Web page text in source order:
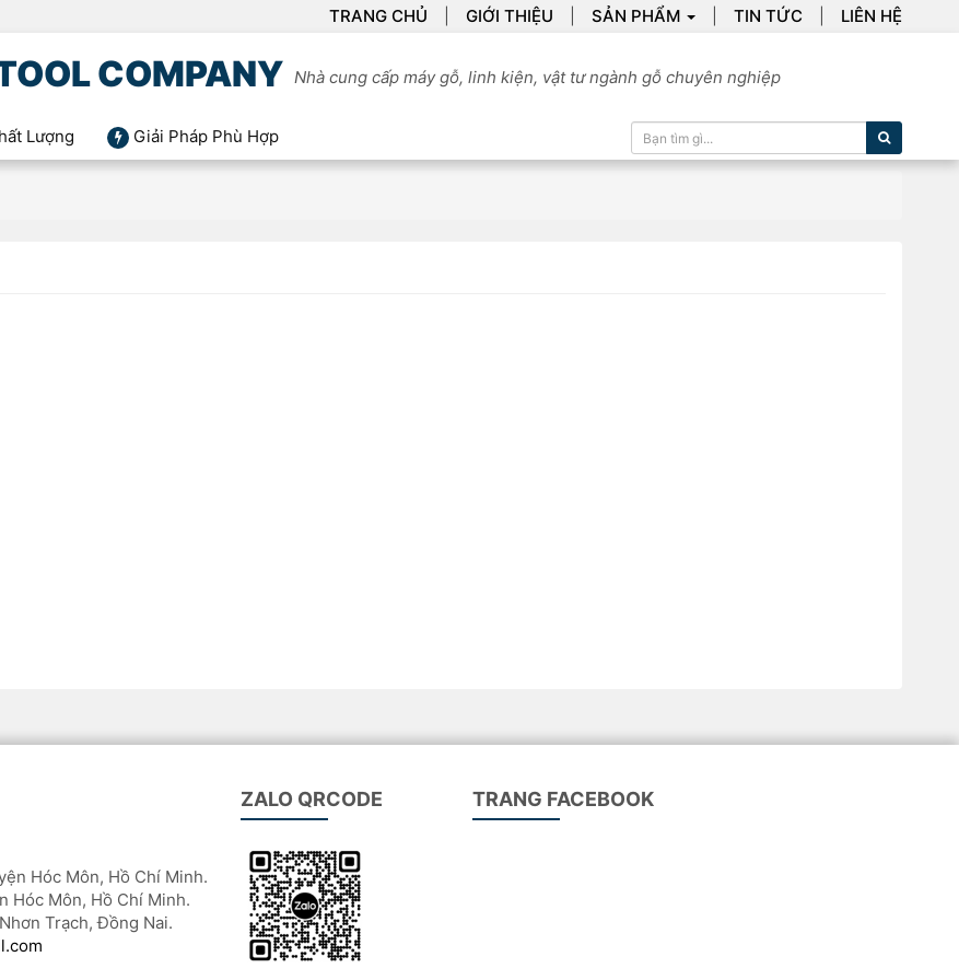
TRANG CHỦ GIỚI THIỆU SẢN PHẨM TIN TỨC LIÊN HỆ
COMPANY Nhà cung cấp máy gỗ, linh kiện, vật tư ngành gỗ chuyên nghiệp
Lượng Giải Pháp Phù Hợp
Hóc Môn, Hồ Chí Minh.
Hóc Môn, Hồ Chí Minh.
Trạch, Đồng Nai.
ZALO QRCODE TRANG FACEBOOK